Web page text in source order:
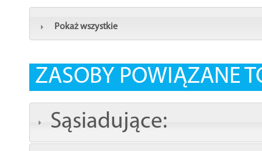
Pokaż wszystkie
ZASOBY POWIĄZANE
Sąsiadujące: